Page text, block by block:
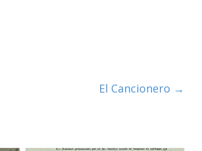
El Cancionero →